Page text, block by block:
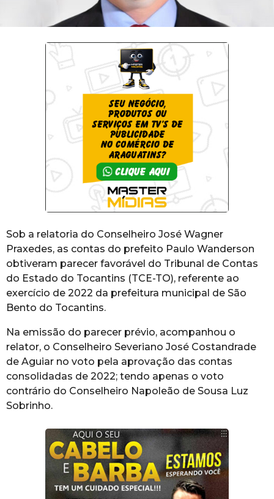
Sob a relatoria do Conselheiro José Wagner
Praxedes, as contas do prefeito Paulo Wanderson
obtiveram parecer favorável do Tribunal de Contas
do Estado do Tocantins (TCE-TO), referente ao
exercício de 2022 da prefeitura municipal de São
Bento do Tocantins.
Na emissão do parecer prévio, acompanhou o
relator, o Conselheiro Severiano José Costandrade
de Aguiar no voto pela aprovação das contas
consolidadas de 2022; tendo apenas o voto
contrário do Conselheiro Napoleão de Sousa Luz
Sobrinho.